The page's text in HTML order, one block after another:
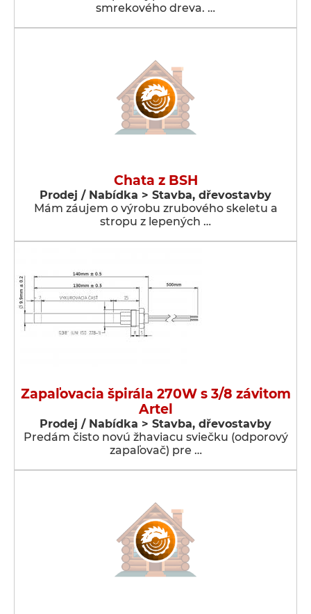
smrekového dreva. …
Chata z BSH
Prodej / Nabídka > Stavba, dřevostavby
Mám záujem o výrobu zrubového skeletu a
stropu z lepených …
Zapaľovacia špirála 270W s 3/8 závitom
Artel
Prodej / Nabídka > Stavba, dřevostavby
Predám čisto novú žhaviacu sviečku (odporový
zapaľovač) pre …